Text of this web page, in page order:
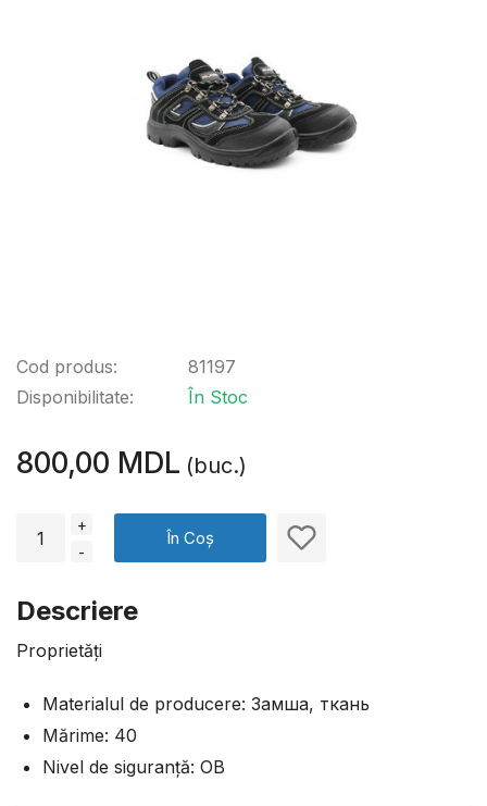
Cod produs:
Disponibilitate:
81197
În Stoc
800,00 MDL (buc.)
+
-
În Coș
Descriere
Proprietăți
Materialul de producere: Замша, ткань
Mărime: 40
Nivel de siguranță: OB